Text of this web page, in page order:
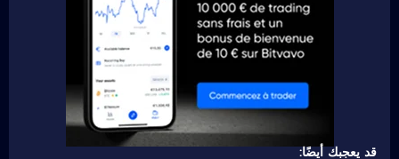
قد يعجبك أيضًا: